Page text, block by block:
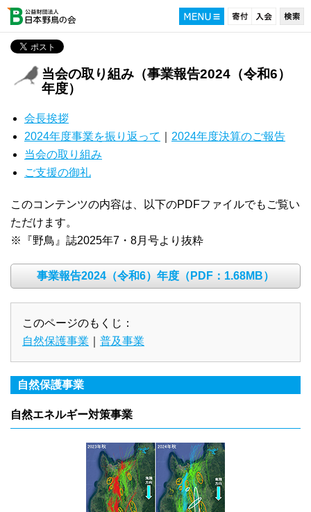
当会の取り組み（事業報告2024（令和6）
年度）
会長挨拶
2024年度事業を振り返って
2024年度決算のご報告
当会の取り組み
ご支援の御礼
このコンテンツの内容は、以下のPDFファイルでもご覧い
ただけます。
※『野鳥』誌2025年7・8月号より抜粋
事業報告2024（令和6）年度（PDF：1.68MB）
このページのもくじ：
自然保護事業
普及事業
自然保護事業
自然エネルギー対策事業